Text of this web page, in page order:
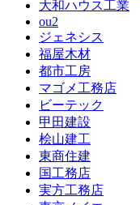
大和ハウス工業
ou2
ジェネシス
福屋木材
都市工房
マゴメ工務店
ビーテック
甲田建設
桧山建工
東商住建
国工務店
実方工務店